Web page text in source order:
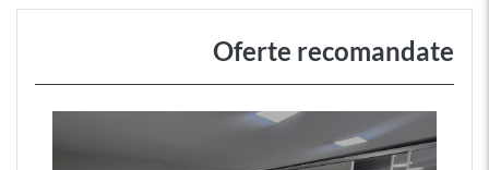
Oferte recomandate